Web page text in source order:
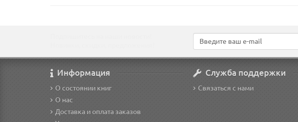
Информация
О состоянии книг
О нас
Доставка и оплата заказов
Служба поддержки
Связаться с нами